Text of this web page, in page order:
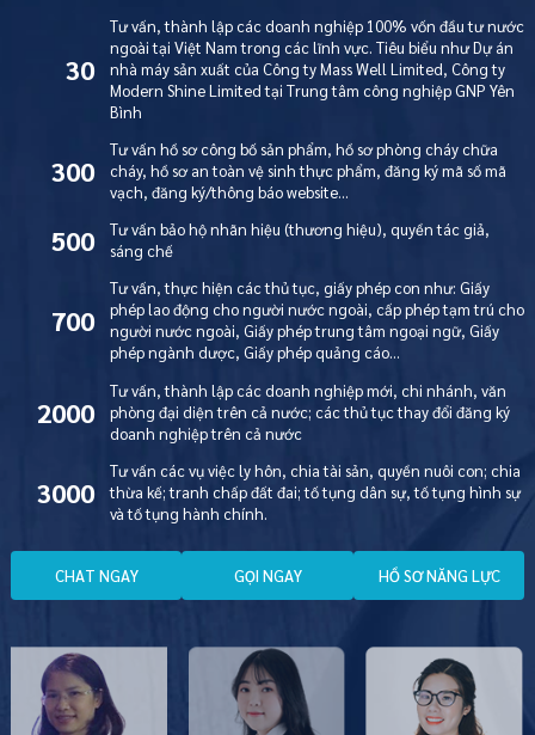
30
Tư vấn, thành lập các doanh nghiệp 100% vốn đầu tư nước
ngoài tại Việt Nam trong các lĩnh vực. Tiêu biểu như Dự án
nhà máy sản xuất của Công ty Mass Well Limited, Công ty
Modern Shine Limited tại Trung tâm công nghiệp GNP Yên
Bình
300
Tư vấn hồ sơ công bố sản phẩm, hồ sơ phòng cháy chữa
cháy, hồ sơ an toàn vệ sinh thực phẩm, đăng ký mã số mã
vạch, đăng ký/thông báo website…
500
Tư vấn bảo hộ nhãn hiệu (thương hiệu), quyền tác giả,
sáng chế
700
Tư vấn, thực hiện các thủ tục, giấy phép con như: Giấy
phép lao động cho người nước ngoài, cấp phép tạm trú cho
người nước ngoài, Giấy phép trung tâm ngoại ngữ, Giấy
phép ngành dược, Giấy phép quảng cáo…
2000
Tư vấn, thành lập các doanh nghiệp mới, chi nhánh, văn
phòng đại diện trên cả nước; các thủ tục thay đổi đăng ký
doanh nghiệp trên cả nước
3000
Tư vấn các vụ việc ly hôn, chia tài sản, quyền nuôi con; chia
thừa kế; tranh chấp đất đai; tố tụng dân sự, tố tụng hình sự
và tố tụng hành chính.
CHAT NGAY GỌI NGAY HỒ SƠ NĂNG LỰC